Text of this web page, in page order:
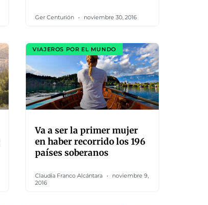
Ger Centurión noviembre 30, 2016
VIAJEROS POR EL MUNDO
Va a ser la primer mujer
en haber recorrido los 196
países soberanos
Claudia Franco Alcántara
noviembre 9,
2016